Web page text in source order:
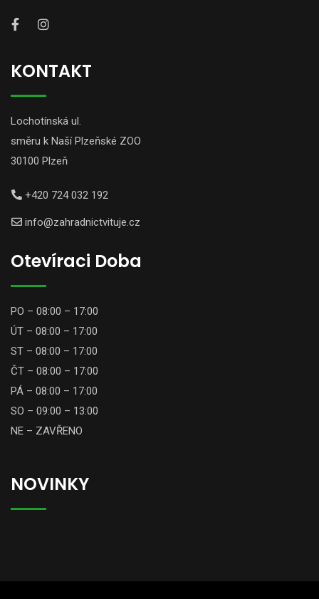
KONTAKT
Lochotínská ul.
směru k Naší Plzeňské ZOO
30100 Plzeň
+420 724 032 192
info@zahradnictvituje.cz
Otevíraci Doba
PO – 08:00 – 17:00
ÚT – 08:00 – 17:00
ST – 08:00 – 17:00
ČT – 08:00 – 17:00
PÁ – 08:00 – 17:00
SO – 09:00 – 13:00
NE – ZAVŘENO
NOVINKY